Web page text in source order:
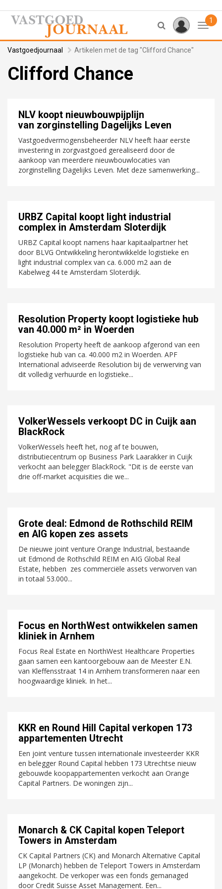
1
Vastgoedjournaal Artikelen met de tag "Clifford Chance"
Clifford Chance
NLV koopt nieuwbouwpijplijn
van zorginstelling Dagelijks Leven
Vastgoedvermogensbeheerder NLV heeft haar eerste
investering in zorgvastgoed gerealiseerd door de
aankoop van meerdere nieuwbouwlocaties van
zorginstelling Dagelijks Leven. Met deze samenwerking...
URBZ Capital koopt light industrial
complex in Amsterdam Sloterdijk
URBZ Capital koopt namens haar kapitaalpartner het
door BLVG Ontwikkeling herontwikkelde logistieke en
light industrial complex van ca. 6.000 m2 aan de
Kabelweg 44 te Amsterdam Sloterdijk.
Resolution Property koopt logistieke hub
van 40.000 m² in Woerden
Resolution Property heeft de aankoop afgerond van een
logistieke hub van ca. 40.000 m2 in Woerden. APF
International adviseerde Resolution bij de verwerving van
dit volledig verhuurde en logistieke...
VolkerWessels verkoopt DC in Cuijk aan
BlackRock
VolkerWessels heeft het, nog af te bouwen,
distributiecentrum op Business Park Laarakker in Cuijk
verkocht aan belegger BlackRock. "Dit is de eerste van
drie off-market acquisities die we...
Grote deal: Edmond de Rothschild REIM
en AIG kopen zes assets
De nieuwe joint venture Orange Industrial, bestaande
uit Edmond de Rothschild REIM en AIG Global Real
Estate, hebben zes commerciële assets verworven van
in totaal 53.000...
Focus en NorthWest ontwikkelen samen
kliniek in Arnhem
Focus Real Estate en NorthWest Healthcare Properties
gaan samen een kantoorgebouw aan de Meester E.N.
van Kleffensstraat 14 in Arnhem transformeren naar een
hoogwaardige kliniek. In het...
KKR en Round Hill Capital verkopen 173
appartementen Utrecht
Een joint venture tussen internationale investeerder KKR
en belegger Round Capital hebben 173 Utrechtse nieuw
gebouwde koopappartementen verkocht aan Orange
Capital Partners. De woningen zijn...
Monarch & CK Capital kopen Teleport
Towers in Amsterdam
CK Capital Partners (CK) and Monarch Alternative Capital
LP (Monarch) hebben de Teleport Towers in Amsterdam
aangekocht. De verkoper was een fonds gemanaged
door Credit Suisse Asset Management. Een...